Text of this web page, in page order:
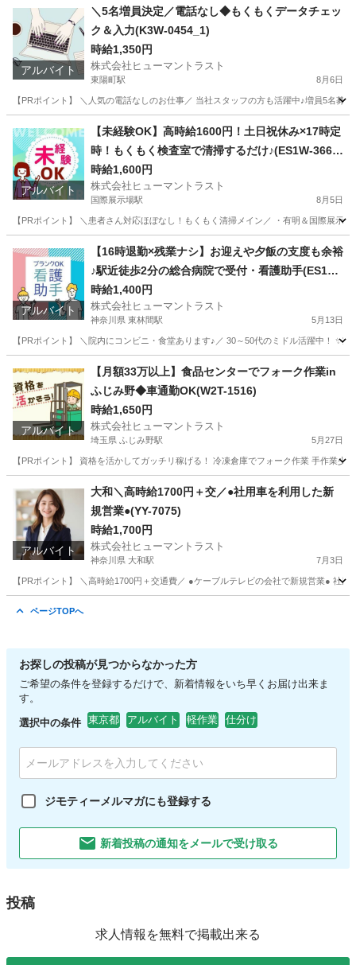
梅屋敷駅 その他 ヒューマントラスト
アルバイト
＼5名増員決定／電話なし◆もくもくデータチェッ
ク＆入力(K3W-0454_1)
時給1,350円
株式会社ヒューマントラスト
東陽町駅 8月6日
【PRポイント】 ＼人気の電話なしのお仕事／ 当社スタッフの方も活躍中♪増員5名
東陽町駅 データ入力 ヒューマントラスト
アルバイト
【未経験OK】高時給1600円！土日祝休み×17時定
時！もくもく検査室で清掃するだけ♪(ES1W-3667
_1)
時給1,600円
株式会社ヒューマントラスト
国際展示場駅 8月5日
【PRポイント】 ＼患者さん対応ほぼなし！もくもく清掃メイン／ ・有明＆国際展
国際展示場駅 清掃 スタッフ
アルバイト
【16時退勤×残業ナシ】お迎えや夕飯の支度も余裕
♪駅近徒歩2分の総合病院で受付・看護助手(ES1W-
3606)
時給1,400円
株式会社ヒューマントラスト
神奈川県 東林間駅 5月13日
【PRポイント】 ＼院内にコンビニ・食堂あります♪／ 30～50代のミドル活躍中！
相模原市 東林間駅 その他 看護助手
アルバイト
【月額33万以上】食品センターでフォーク作業in
ふじみ野◆車通勤OK(W2T-1516)
時給1,650円
株式会社ヒューマントラスト
埼玉県 ふじみ野駅 5月27日
【PRポイント】 資格を活かしてガッチリ稼げる！ 冷凍倉庫でフォーク作業 手作業
ふじみ野駅
アルバイト
大和＼高時給1700円＋交／●社用車を利用した新
規営業●(YY-7075)
時給1,700円
株式会社ヒューマントラスト
神奈川県 大和駅 7月3日
【PRポイント】 ＼高時給1700円＋交通費／ ●ケーブルテレビの会社で新規営業● 社
ページTOPへ
お探しの投稿が見つからなかった方
ご希望の条件を登録するだけで、新着情報をいち早くお届け出来ま
す。
選択中の条件 東京都 アルバイト 軽作業 仕分け
ジモティーメルマガにも登録する
新着投稿の通知をメールで受け取る
投稿
求人情報を無料で掲載出来る